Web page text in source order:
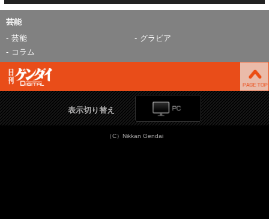
芸能
芸能
グラビア
コラム
表示切り替え
（C）Nikkan Gendai